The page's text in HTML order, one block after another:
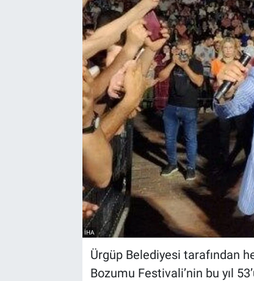
İHA
Ürgüp Belediyesi tarafından
Bozumu Festivali’nin bu yıl
VEFATLAR